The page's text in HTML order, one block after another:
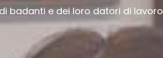
badanti e dei loro datori di